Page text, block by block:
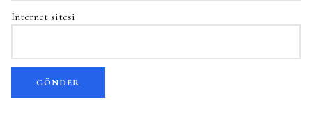
İnternet sitesi